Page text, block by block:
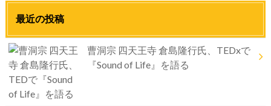
最近の投稿
曹洞宗 四天王寺 倉島隆行氏、TEDxで
『Sound of Life』を語る